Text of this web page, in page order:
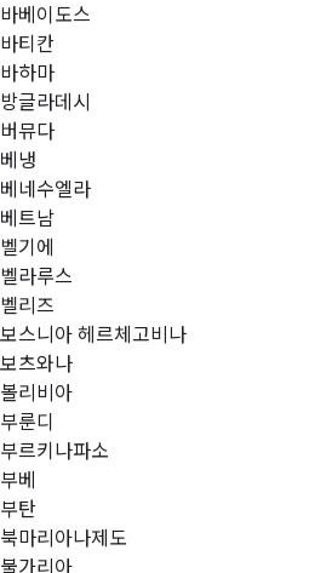
바베이도스
바티칸
바하마
방글라데시
버뮤다
베냉
베네수엘라
베트남
벨기에
벨라루스
벨리즈
보스니아 헤르체고비나
보츠와나
볼리비아
부룬디
부르키나파소
부베
부탄
북마리아나제도
불가리아